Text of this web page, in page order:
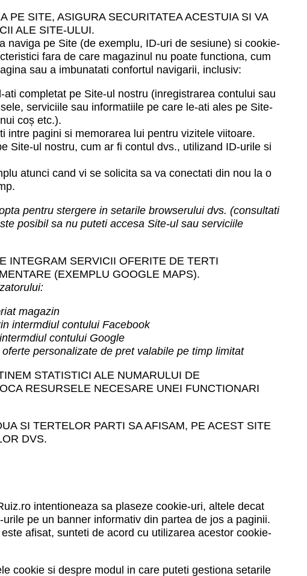
PE SITE, ASIGURA SECURITATEA ACESTUIA SI VA
ALE SITE-ULUI.
naviga pe Site (de exemplu, ID-uri de sesiune) si cookie-
fara de care magazinul nu poate functiona, cum
sau a imbunatati confortul navigarii, inclusiv:
completat pe Site-ul nostru (inregistrarea contului sau
serviciile sau informatiile pe care le-ati ales pe Site-
coș etc.).
intre pagini si memorarea lui pentru vizitele viitoare.
Site-ul nostru, cum ar fi contul dvs., utilizand ID-urile si
atunci cand vi se solicita sa va conectati din nou la o
pentru stergere in setarile browserului dvs. (consultati
posibil sa nu puteti accesa Site-ul sau serviciile
INTEGRAM SERVICII OFERITE DE TERTI
(EXEMPLU GOOGLE MAPS).
magazin
intermdiul contului Facebook
contului Google
personalizate de pret valabile pe timp limitat
STATISTICI ALE NUMARULUI DE
RESURSELE NECESARE UNEI FUNCTIONARI
SI TERTELOR PARTI SA AFISAM, PE ACEST SITE
DVS.
intentioneaza sa plaseze cookie-uri, altele decat
pe un banner informativ din partea de jos a paginii.
afisat, sunteti de acord cu utilizarea acestor cookie-
cookie si despre modul in care puteti gestiona setarile